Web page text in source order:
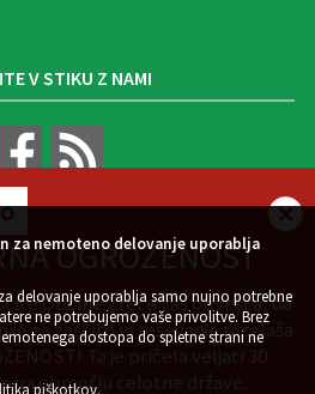
OGROŽENOST
Občine Zreče vas obvešča, da
za zaščito in reševanje razglaša
Ta je pričela veljati 30.
na območju celotne države.
V STIKU Z NAMI
NAPOVED
in vzdrževanje: Sigmateh d.o.o.
| Center za varstvo osebnih podatkov
za nemoteno delovanje uporablja
delovanje uporablja samo nujno potrebne
ne potrebujemo vaše privolitve. Brez
dostopa do spletne strani ne
piškotkov.